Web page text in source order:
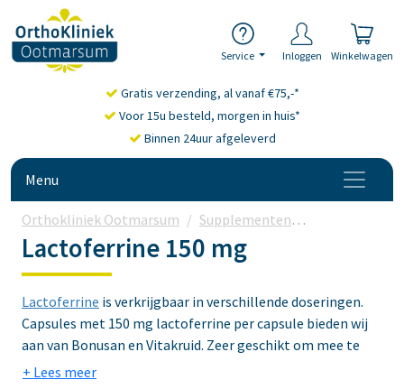
Service Inloggen Winkelwagen
Gratis verzending, al vanaf €75,-*
Voor 15u besteld, morgen in huis*
Binnen 24uur afgeleverd
Menu
Orthokliniek Ootmarsum Supplementen
Lactoferrine 150 mg
Lactoferrine is verkrijgbaar in verschillende doseringen.
Capsules met 150 mg lactoferrine per capsule bieden wij
aan van Bonusan en Vitakruid. Zeer geschikt om mee te
beginnen of voor kleine kinderen die wel wat extra kunnen